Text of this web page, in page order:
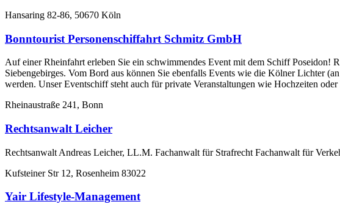
Hansaring 82-86, 50670 Köln
Bonntourist Personenschiffahrt Schmitz GmbH
Auf einer Rheinfahrt erleben Sie ein schwimmendes Event mit dem Schiff
Siebengebirges. Vom Bord aus können Sie ebenfalls Events wie die Kölner Lichter
werden. Unser Eventschiff steht auch für private Veranstaltungen wie Hochzeiten
Rheinaustraße 241, Bonn
Rechtsanwalt Leicher
Rechtsanwalt Andreas Leicher, LL.M. Fachanwalt für Strafrecht Fachanwalt für
Kufsteiner Str 12, Rosenheim 83022
Yair Lifestyle-Management